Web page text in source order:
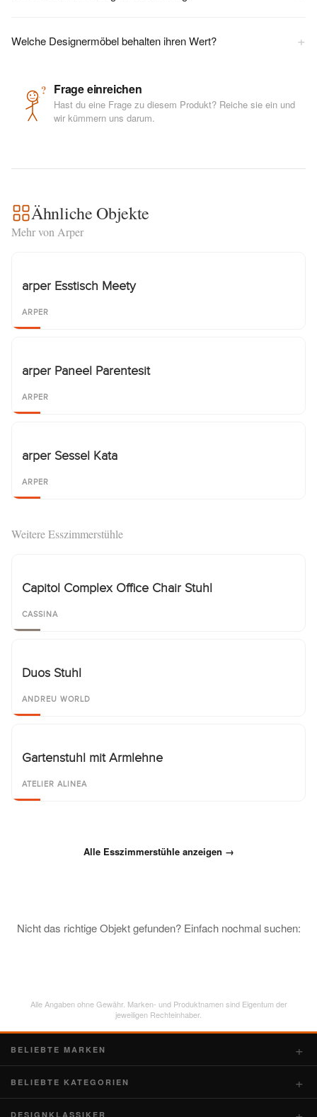
Welche Designermöbel behalten ihren Wert? +
? Frage einreichen
Hast du eine Frage zu diesem Produkt? Reiche sie ein und
wir kümmern uns darum.
Ähnliche Objekte
Mehr von Arper
arper Esstisch Meety
ARPER
arper Paneel Parentesit
ARPER
arper Sessel Kata
ARPER
Weitere Esszimmerstühle
Capitol Complex Office Chair Stuhl
CASSINA
Duos Stuhl
ANDREU WORLD
Gartenstuhl mit Armlehne
ATELIER ALINEA
Alle Esszimmerstühle anzeigen →
Nicht das richtige Objekt gefunden? Einfach nochmal suchen:
Alle Angaben ohne Gewähr. Marken- und Produktnamen sind Eigentum der
jeweiligen Rechteinhaber.
BELIEBTE MARKEN
BELIEBTE KATEGORIEN
DESIGNKLASSIKER